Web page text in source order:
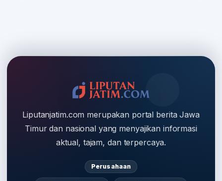
Liputanjatim.com merupakan portal berita Jawa
Timur dan nasional yang menyajikan informasi
aktual, tajam, dan terpercaya.
Perusahaan